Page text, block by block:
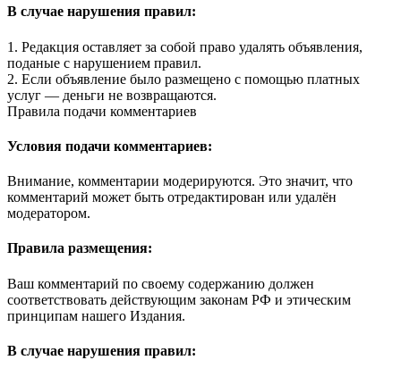
В случае нарушения правил:
1. Редакция оставляет за собой право удалять объявления,
поданые с нарушением правил.
2. Если объявление было размещено с помощью платных
услуг — деньги не возвращаются.
Правила подачи комментариев
Условия подачи комментариев:
Внимание, комментарии модерируются. Это значит, что
комментарий может быть отредактирован или удалён
модератором.
Правила размещения:
Ваш комментарий по своему содержанию должен
соответствовать действующим законам РФ и этическим
принципам нашего Издания.
В случае нарушения правил: